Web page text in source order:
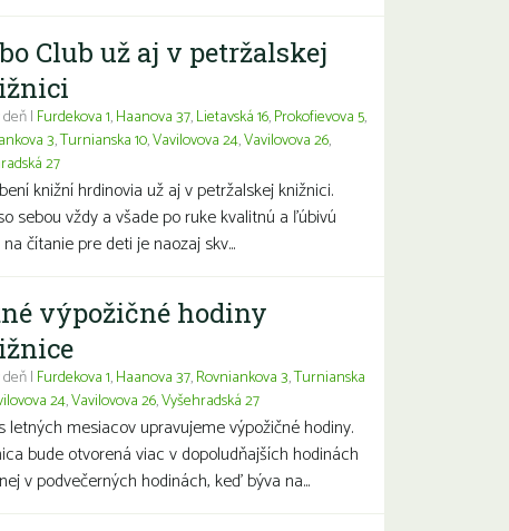
Club už aj v petržalskej
| Furdekova 1,Haanova 37,Lietavská 16,Prokofievova 5,
3,Turnianska 10,Vavilovova 24,Vavilovova 26,
27
knižní hrdinovia už aj v petržalskej knižnici.
sebou vždy a všade po ruke kvalitnú a ľúbivú
čítanie pre deti je naozaj skv...
výpožičné hodiny
| Furdekova 1,Haanova 37,Rovniankova 3,Turnianska
24,Vavilovova 26,Vyšehradská 27
letných mesiacov upravujeme výpožičné hodiny.
bude otvorená viac v dopoludňajších hodinách
v podvečerných hodinách, keď býva na...